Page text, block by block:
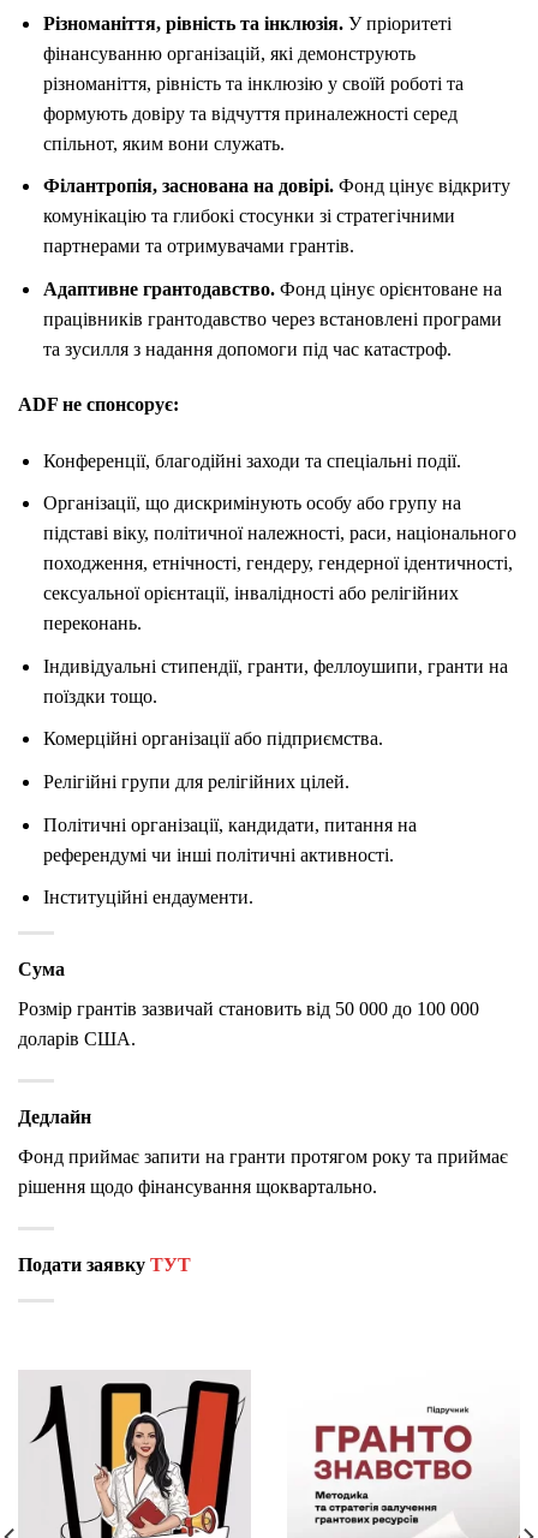
Різноманіття, рівність та інклюзія.У пріоритеті
фінансуванню організацій, які демонструють
різноманіття, рівність та інклюзію у своїй роботі та
формують довіру та відчуття приналежності серед
спільнот, яким вони служать.
Філантропія, заснована на довірі. Фонд цінує відкриту
комунікацію та глибокі стосунки зі стратегічними
партнерами та отримувачами грантів.
Адаптивне грантодавство.Фонд цінує орієнтоване на
працівників грантодавство через встановлені програми
та зусилля з надання допомоги під час катастроф.
ADF не спонсорує:
Конференції, благодійні заходи та спеціальні події.
Організації, що дискримінують особу або групу на
підставі віку, політичної належності, раси, національного
походження, етнічності, гендеру, гендерної ідентичності,
сексуальної орієнтації, інвалідності або релігійних
переконань.
Індивідуальні стипендії, гранти, феллоушипи, гранти на
поїздки тощо.
Комерційні організації або підприємства.
Релігійні групи для релігійних цілей.
Політичні організації, кандидати, питання на
референдумі чи інші політичні активності.
Інституційні ендаументи.
Сума
Розмір грантів зазвичай становить від 50 000 до 100 000
доларів США.
Дедлайн
Фонд приймає запити на гранти протягом року та приймає
рішення щодо фінансування щоквартально.
Подати заявку ТУТ